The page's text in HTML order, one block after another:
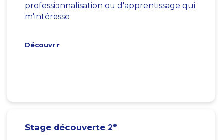
professionnalisation ou d'apprentissage qui
m'intéresse
Découvrir
Stage découverte 2e